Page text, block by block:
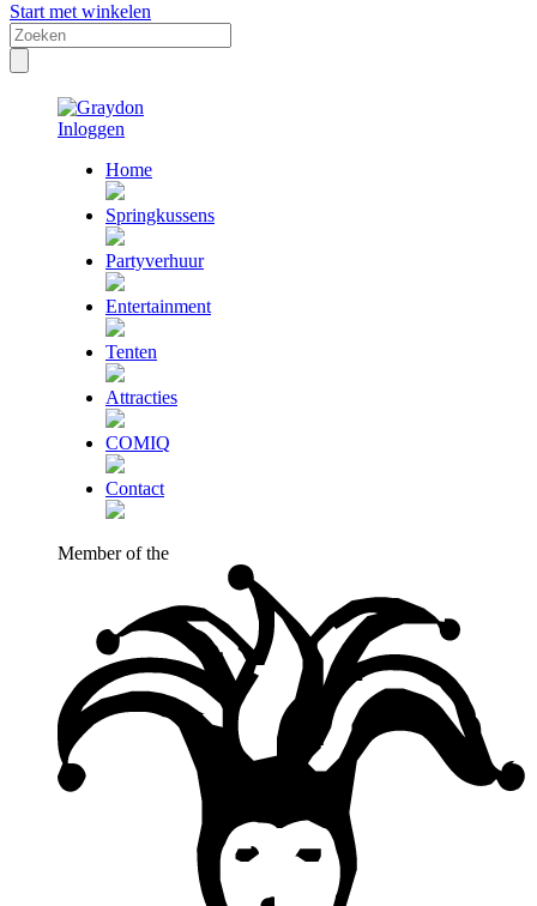
Start met winkelen
Inloggen
Home
Springkussens
Partyverhuur
Entertainment
Tenten
Attracties
COMIQ
Contact
Member of the